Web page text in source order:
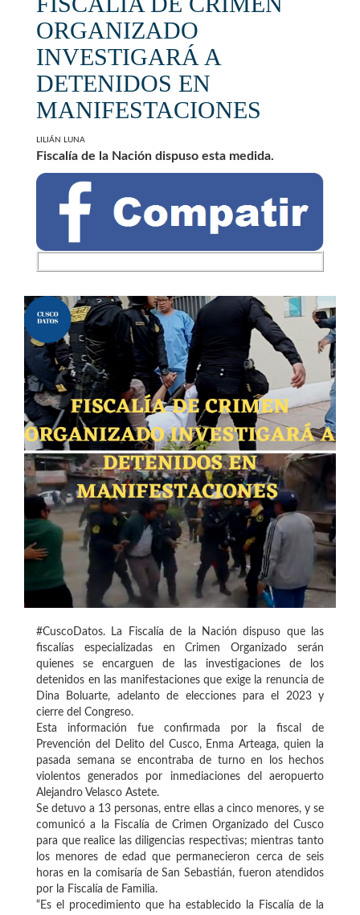
ORGANIZADO
INVESTIGARÁ A
DETENIDOS EN
MANIFESTACIONES
LILIÁN LUNA
Fiscalía de la Nación dispuso esta medida.
#CuscoDatos. La Fiscalía de la Nación dispuso que las
fiscalías especializadas en Crimen Organizado serán
quienes se encarguen de las investigaciones de los
detenidos en las manifestaciones que exige la renuncia de
Dina Boluarte, adelanto de elecciones para el 2023 y
cierre del Congreso.
Esta información fue confirmada por la fiscal de
Prevención del Delito del Cusco, Enma Arteaga, quien la
pasada semana se encontraba de turno en los hechos
violentos generados por inmediaciones del aeropuerto
Alejandro Velasco Astete.
Se detuvo a 13 personas, entre ellas a cinco menores, y se
comunicó a la Fiscalía de Crimen Organizado del Cusco
para que realice las diligencias respectivas; mientras tanto
los menores de edad que permanecieron cerca de seis
horas en la comisaría de San Sebastián, fueron atendidos
por la Fiscalía de Familia.
“Es el procedimiento que ha establecido la Fiscalía de la